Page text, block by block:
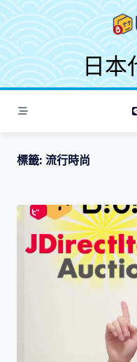
S
k
p
o
日本
標籤: 流行時尚